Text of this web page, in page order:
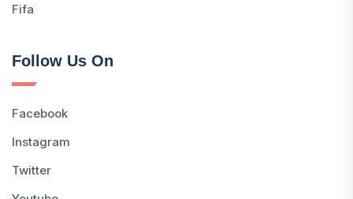
Fifa
Follow Us On
Facebook
Instagram
Twitter